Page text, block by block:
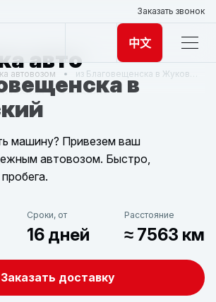
Заказать звонок
中文
автовозом
авто
в
машину? Привезем ваш
автовозом. Быстро,
Сроки, от
16 дней
Расстояние
≈ 7563 км
Заказать доставку